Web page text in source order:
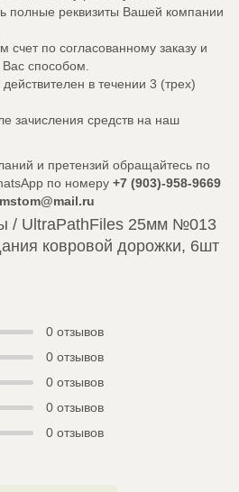
полные реквизиты Вашей компании
по согласованному заказу и
способом.
в течении 3 (трех)
зачисления средств на наш
и претензий обращайтесь по
по номеру +7 (903)-958-9669
/ UltraPathFiles 25мм №013
ковровой дорожки, 6шт
0 отзывов
0 отзывов
0 отзывов
0 отзывов
0 отзывов